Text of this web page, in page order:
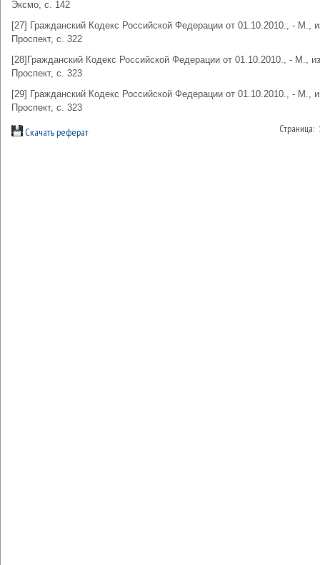
Эксмо, с. 142
[27] Гражданский Кодекс Российской Федерации от 01.10.2010., - М.,
Проспект, с. 322
[28]Гражданский Кодекс Российской Федерации от 01.10.2010., - М.,
Проспект, с. 323
[29] Гражданский Кодекс Российской Федерации от 01.10.2010., - М.,
Проспект, с. 323
Скачать реферат Страница: